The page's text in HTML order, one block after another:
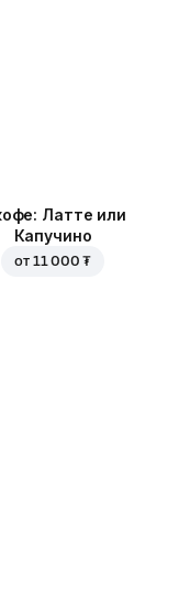
Латте или
Капучино
от 11 000 ₮